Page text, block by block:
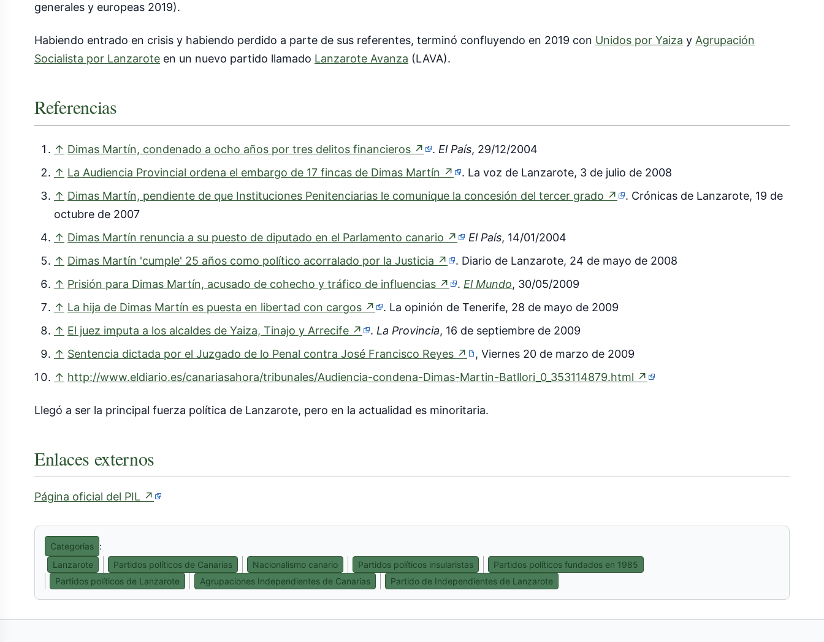
generales y europeas 2019).
Habiendo entrado en crisis y habiendo perdido a parte de sus referentes, terminó confluyendo en 2019 con Unidos por Yaiza y Agrupación
Socialista por Lanzarote en un nuevo partido llamado Lanzarote Avanza (LAVA).
Referencias
↑ Dimas Martín, condenado a ocho años por tres delitos financieros ↗ (enlace
externo)
. El País, 29/12/2004
↑ La Audiencia Provincial ordena el embargo de 17 fincas de Dimas Martín ↗ (enlace
externo)
. La voz de Lanzarote, 3 de julio de 2008
↑ Dimas Martín, pendiente de que Instituciones Penitenciarias le comunique la concesión del tercer grado ↗ (enlace
. Crónicas de Lanzarote, 19 de
octubre de 2007
↑ Dimas Martín renuncia a su puesto de diputado en el Parlamento canario ↗ (enlace
externo)
El País, 14/01/2004
↑ Dimas Martín 'cumple' 25 años como político acorralado por la Justicia ↗ (enlace
externo)
. Diario de Lanzarote, 24 de mayo de 2008
↑ Prisión para Dimas Martín, acusado de cohecho y tráfico de influencias ↗ (enlace
externo)
. El Mundo, 30/05/2009
↑ La hija de Dimas Martín es puesta en libertad con cargos ↗ (enlace
externo)
. La opinión de Tenerife, 28 de mayo de 2009
↑ El juez imputa a los alcaldes de Yaiza, Tinajo y Arrecife ↗ (enlace
externo)
. La Provincia, 16 de septiembre de 2009
↑ Sentencia dictada por el Juzgado de lo Penal contra José Francisco Reyes ↗ (enlace
externo)
, Viernes 20 de marzo de 2009
↑ http://www.eldiario.es/canariasahora/tribunales/Audiencia-condena-Dimas-Martin-Batllori_0_353114879.html ↗ (enlace
Llegó a ser la principal fuerza política de Lanzarote, pero en la actualidad es minoritaria.
Enlaces externos
Página oficial del PIL ↗ (enlace
Categorías :
Lanzarote
Partidos políticos de Canarias Nacionalismo canario Partidos políticos insularistas
Partidos políticos fundados en 1985
Partidos políticos de Lanzarote
Agrupaciones Independientes de Canarias Partido de Independientes de Lanzarote